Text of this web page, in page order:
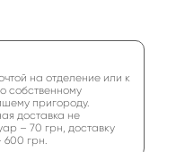
на отделение или к
собственному
пригороду.
доставка не
– 70 грн, доставку
600 грн.